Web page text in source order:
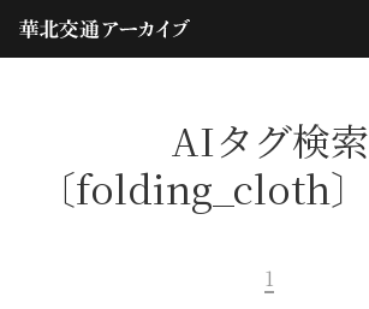
AIタグ検索
〔folding_cloth〕
1